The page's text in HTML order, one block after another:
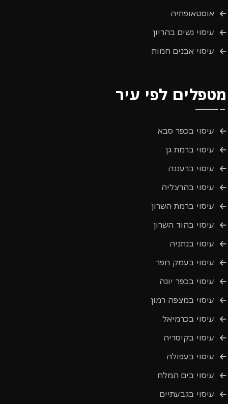
אוסטאופתיה
עיסוי נשים בהריון
עיסוי אבנים חמות
מטפלים לפי עיר
עיסוי בכפר סבא
עיסוי ברמת גן
עיסוי ברעננה
עיסוי בהרצליה
עיסוי ברמת השרון
עיסוי בהוד השרון
עיסוי בנתניה
עיסוי בעמק חפר
עיסוי בכפר יונה
עיסוי במצפה רמון
עיסוי בכרמיאל
עיסוי בקיסריה
עיסוי בעפולה
עיסוי בים המלח
עיסוי בגבעתיים